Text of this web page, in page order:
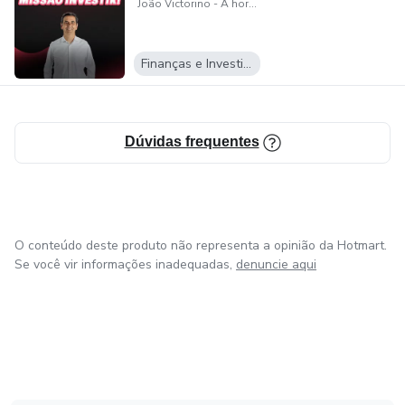
Para isso, o especialista criou e lidera a iniciativa A hora do
dinheiro, com uma linguagem simples, objetiva e inclusiva.
João Victorino - A hora do dinheiro
Finanças e Investimentos
Dúvidas frequentes
O conteúdo deste produto não representa a opinião da Hotmart.
Se você vir informações inadequadas, denuncie aqui